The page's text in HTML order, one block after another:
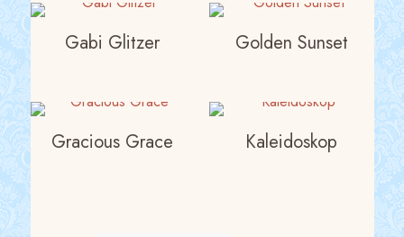
Gabi Glitzer Golden Sunset
Gracious Grace Kaleidoskop